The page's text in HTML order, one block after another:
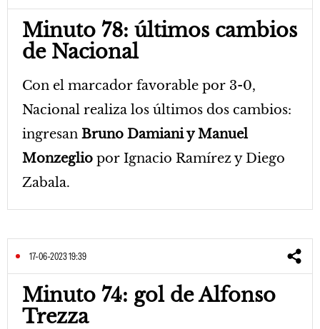
Minuto 78: últimos cambios
de Nacional
Con el marcador favorable por 3-0,
Nacional realiza los últimos dos cambios:
ingresan Bruno Damiani y Manuel
Monzeglio por Ignacio Ramírez y Diego
Zabala.
17-06-2023 19:39
Minuto 74: gol de Alfonso
Trezza